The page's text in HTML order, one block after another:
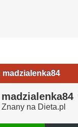
madzialenka84
Znany na Dieta.pl